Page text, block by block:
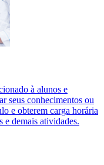
à alunos e
seus conhecimentos ou
e obterem carga horária
e demais atividades.